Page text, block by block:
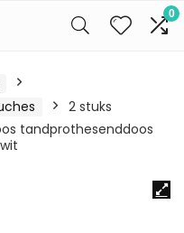
0
2 stuks
tandprothesenddoos